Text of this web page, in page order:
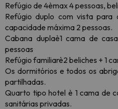
Refúgio de 4èmax 4 pessoas,
Refúgio duplo com vista para
capacidade máxima 2 pessoas.
Cabana duplaè1 cama de
pessoas
Refúgiofamiliarè2 beliches + 1
Os dormitórios e todos os
partilhadas.
Quarto tipo hotel è 1 cama de
sanitárias privadas.